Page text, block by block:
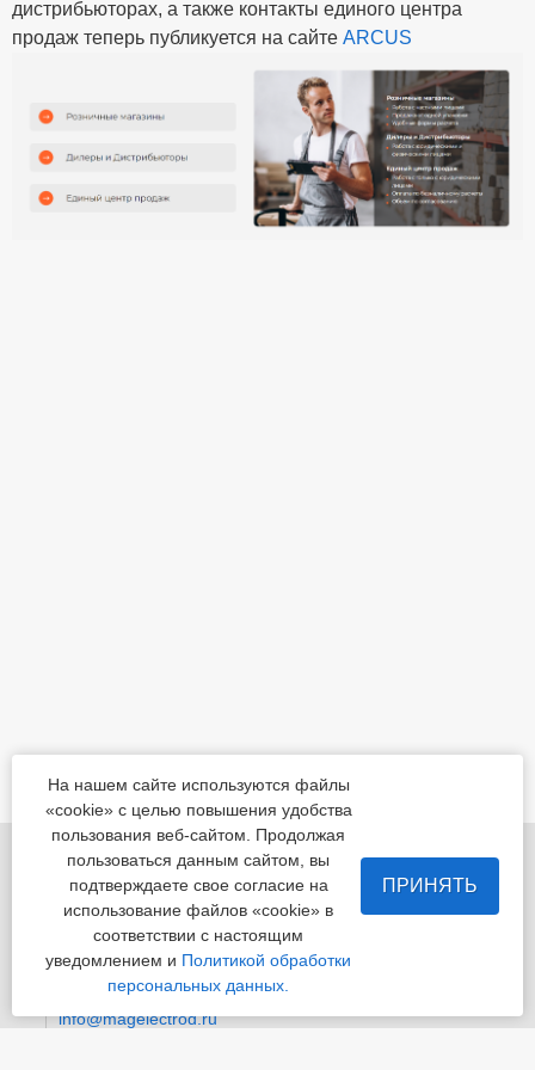
дистрибьюторах, а также контакты единого центра
продаж теперь публикуется на сайте ARCUS
455022, Челябинская обл., Магнитогорск, шоссе
Белорецкое, д.5
пн - пт с 8:00 до 17:00 сб-вс-вых.
Приемная +7 (3519) 24-07-29
info@magelectrod.ru
На нашем сайте используются файлы
«cookie» с целью повышения удобства
пользования веб-сайтом. Продолжая
пользоваться данным сайтом, вы
подтверждаете свое согласие на
использование файлов «cookie» в
соответствии с настоящим
уведомлением и Политикой обработки
персональных данных.
ПРИНЯТЬ